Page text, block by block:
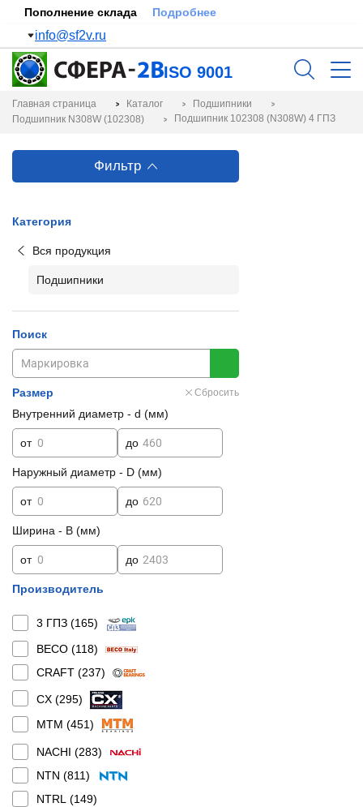
Пополнение склада Подробнее
info@sf2v.ru
ISO 9001
Главная страница Каталог
Подшипники
Подшипник N308W (102308)
Подшипник 102308 (N308W) 4 ГПЗ
Фильтр
Категория
Вся продукция
Подшипники
Поиск
Размер Сбросить
Внутренний диаметр - d (мм)
от до
Наружный диаметр - D (мм)
от до
Ширина - B (мм)
от до
Производитель
3 ГПЗ (165)
BECO (118)
CRAFT (237)
CX (295)
MTM (451)
NACHI (283)
NTN (811)
NTRL (149)